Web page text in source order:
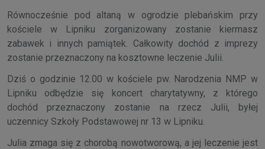
Równocześnie pod altaną w ogrodzie plebańskim przy
kościele w Lipniku zorganizowany zostanie kiermasz
zabawek i innych pamiątek. Całkowity dochód z imprezy
zostanie przeznaczony na kosztowne leczenie Julii.
Dziś o godzinie 12.00 w kościele pw. Narodzenia NMP w
Lipniku odbędzie się koncert charytatywny, z którego
dochód przeznaczony zostanie na rzecz Julii, byłej
uczennicy Szkoły Podstawowej nr 13 w Lipniku.
Julia zmaga się z chorobą nowotworową, a jej leczenie jest